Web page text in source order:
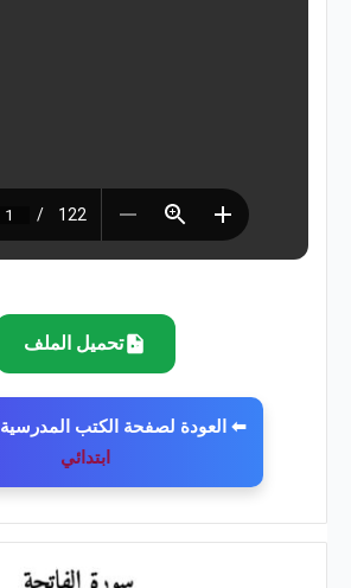
تحميل الملف
⬅ العودة لصفحة الكتب المدرسية
ابتدائي
كتاب